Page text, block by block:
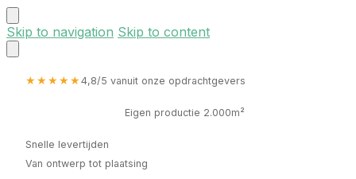
Skip to navigation Skip to content
★★★★★4,8/5 vanuit onze opdrachtgevers
Eigen productie 2.000m²
Snelle levertijden
Van ontwerp tot plaatsing